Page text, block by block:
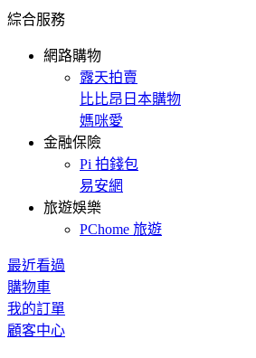
綜合服務
網路購物
露天拍賣
比比昂日本購物
媽咪愛
金融保險
Pi 拍錢包
易安網
旅遊娛樂
PChome 旅遊
最近看過
購物車
我的訂單
顧客中心